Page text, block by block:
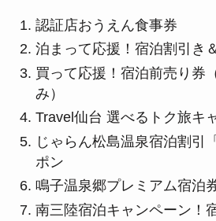
認証店おうえん食事券
泊まって応援！宿泊割引き
買って応援！宿泊前売り券
み）
Travel仙台 選べるトク旅キ
じゃらん松島温泉宿泊割引
ポン
鳴子温泉郷プレミアム宿泊
南三陸宿泊キャンペーン！